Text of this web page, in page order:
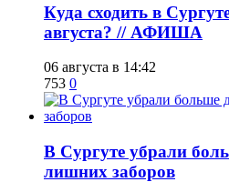
​Куда сходить в
августа? // АФИША
06 августа в 14:42
753 0
​В Сургуте убрали
лишних заборов